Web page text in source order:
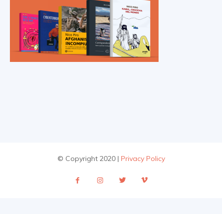
© Copyright 2020 | Privacy Policy